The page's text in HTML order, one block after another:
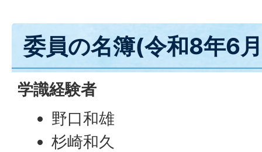
委員の名簿(令和8年6
学識経験者
野口和雄
杉崎和久